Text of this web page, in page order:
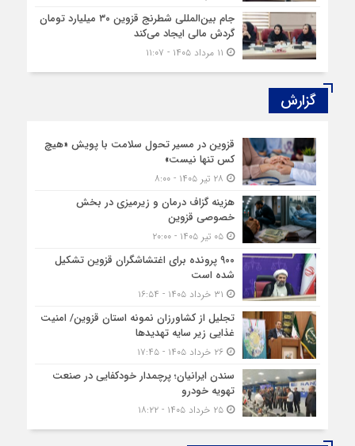
جام بین‌المللی شطرنج قزوین ۳۰ میلیارد تومان
گردش مالی ایجاد می‌کند
گزارش‌
قزوین در مسیر تحول سلامت با پویش «هیچ‌
کس تنها نیست»
هزینه‌ گزاف درمان و زیرمیزی در بخش
خصوصی قزوین
۰۵ تیر ۱۴۰۵ - ۲۰:۰۰
۹۰۰ پرونده برای اغتشاشگران قزوین تشکیل
شده است
تجلیل از کشاورزان نمونه استان قزوین/ امنیت
غذایی زیر سایه تهدیدها
۲۶ خرداد ۱۴۰۵ - ۱۷:۴۵
سندن ایرانیان؛ پرچمدار خودکفایی در صنعت
تهویه خودرو
۲۵ خرداد ۱۴۰۵ - ۱۸:۲۲